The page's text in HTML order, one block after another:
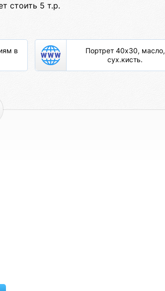
стоить 5 т.р.
в
Портрет 40х30, масло,
сух.кисть.